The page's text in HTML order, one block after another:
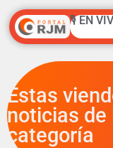
🎙️ EN
Estas
noticias de
categoría